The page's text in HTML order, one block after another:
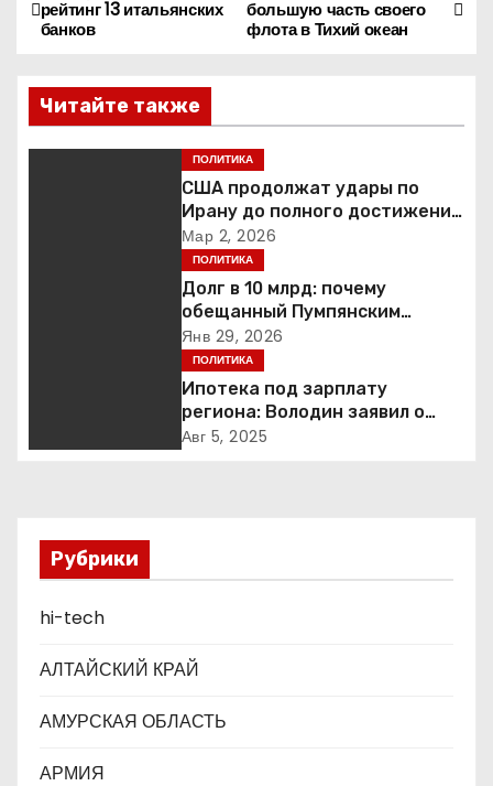
а
в
и
п
большую часть своего
флота в Тихий океан
рейтинг 13 итальянских
банков
Читайте также
ПОЛИТИКА
США продолжат удары по
Ирану до полного достижения
целей — Трамп
Мар 2, 2026
ПОЛИТИКА
Долг в 10 млрд: почему
обещанный Пумпянским
научный центр в
Екатеринбурге так и не
построен
Янв 29, 2026
ПОЛИТИКА
Ипотека под зарплату
региона: Володин заявил о
планах дифференцировать
Авг 5, 2025
Рубрики
hi-tech
АЛТАЙСКИЙ КРАЙ
АМУРСКАЯ ОБЛАСТЬ
АРМИЯ